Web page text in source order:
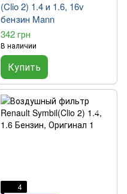
(Clio 2) 1.4 и 1.6, 16v
бензин Mann
342 грн
В наличии
Купить
4